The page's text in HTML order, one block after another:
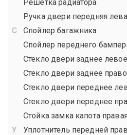
Решетка радиатора
Ручка двери передняя
Спойлер багажника
Спойлер переднего
Стекло двери заднее левое
Стекло двери заднее
Стекло двери переднее
Стекло двери переднее
Стойка замка капота
Уплотнитель передней